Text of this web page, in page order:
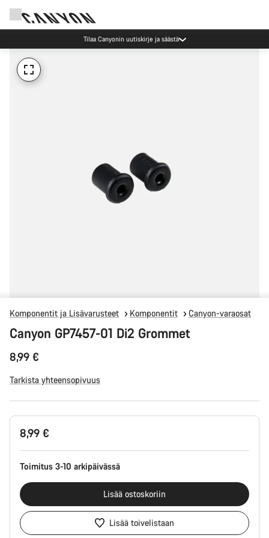
Tilaa Canyonin uutiskirje ja säästä
Komponentit ja Lisävarusteet Komponentit Canyon-varaosat
Canyon GP7457-01 Di2 Grommet
8,99 €
Tarkista yhteensopivuus
Tuotekonfiguraatio
8,99 €
Toimitus 3-10 arkipäivässä
Lisää ostoskoriin
Lisää toivelistaan